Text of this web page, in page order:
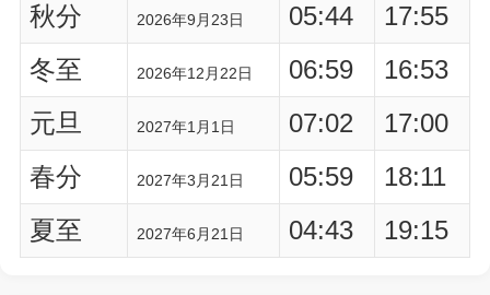
秋分 2026年9月23日 05:44
17:55
冬至
2026年12月22日 06:59
16:53
元旦
2027年1月1日 07:02
17:00
春分
2027年3月21日 05:59
18:11
夏至
2027年6月21日 04:43 19:15